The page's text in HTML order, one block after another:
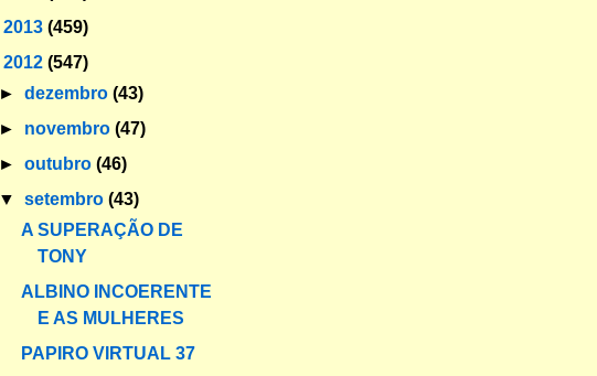
2013 (459)
2012 (547)
►dezembro(43)
► novembro(47)
►outubro(46)
▼setembro(43)
A SUPERAÇÃO DE
TONY
ALBINO INCOERENTE
E AS MULHERES
PAPIRO VIRTUAL 37